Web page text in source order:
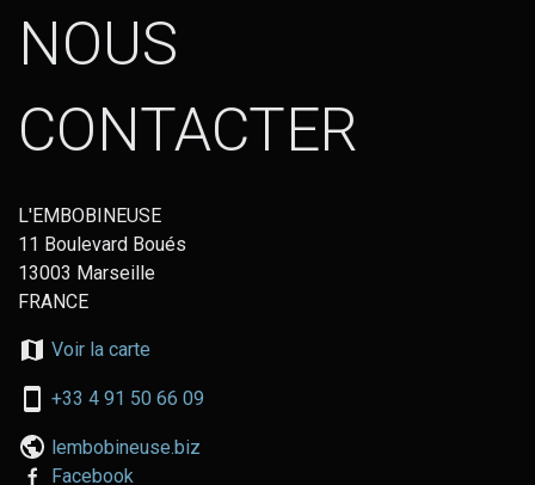
NOUS
CONTACTER
L'EMBOBINEUSE
11 Boulevard Boués
13003 Marseille
FRANCE
Voir la carte
+33 4 91 50 66 09
lembobineuse.biz
Facebook